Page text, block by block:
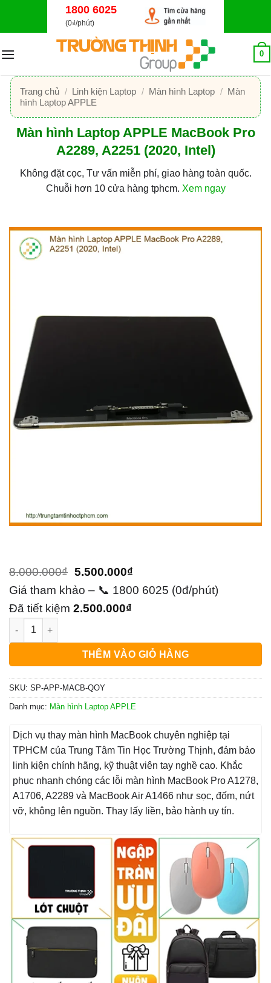
dung
1800 6025
(0₫/phút)
0
Trang chủ / Linh kiện Laptop / Màn hình Laptop / Màn
hình Laptop APPLE
Màn hình Laptop APPLE MacBook Pro
A2289, A2251 (2020, Intel)
Không đặt cọc, Tư vấn miễn phí, giao hàng toàn quốc.
Chuỗi hơn 10 cửa hàng tphcm. Xem ngay
8.000.000₫ Giá
gốc
là:
5.500.000₫Giá
hiện
5.500.000₫.
Giá tham khảo – 📞 1800 6025 (0đ/phút)
Đã tiết kiệm 2.500.000₫
Màn hình Laptop APPLE MacBook Pro A2289, A2251 (2020,
THÊM VÀO GIỎ HÀNG
SKU: SP-APP-MACB-QOY
Danh mục: Màn hình Laptop APPLE
Dịch vụ thay màn hình MacBook chuyên nghiệp tại
TPHCM của Trung Tâm Tin Học Trường Thịnh, đảm bảo
linh kiện chính hãng, kỹ thuật viên tay nghề cao. Khắc
phục nhanh chóng các lỗi màn hình MacBook Pro A1278,
A1706, A2289 và MacBook Air A1466 như sọc, đốm, nứt
vỡ, không lên nguồn. Thay lấy liền, bảo hành uy tín.